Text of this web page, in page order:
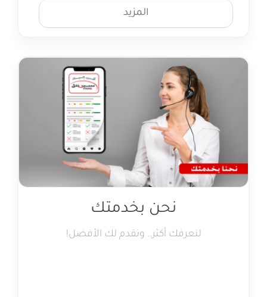
المزيد
نحن بخدمتك
لنعرفك أكثر.. ونقدم لك الأفضل!